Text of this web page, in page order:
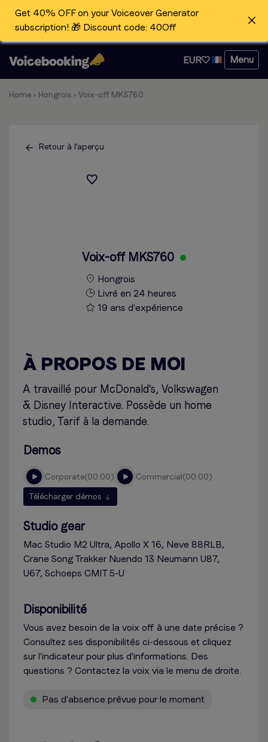
Get 40% OFF on your Voiceover Generator
subscription! 🎁 Discount code: 40Off
EUR Menu
Home › Hongrois › Voix-off MKS760
Retour à l'aperçu
Voix-off MKS760
Hongrois
Livré en 24 heures
19 ans d'expérience
À PROPOS DE MOI
A travaillé pour McDonald's, Volkswagen
& Disney Interactive. Possède un home
studio, Tarif à la demande.
Demos
corporate 00:00 commercial 00:00
Télécharger démos
Studio gear
Mac Studio M2 Ultra, Apollo X 16, Neve 88RLB,
Crane Song Trakker Nuendo 13 Neumann U87,
U67, Schoeps CMIT 5-U
Disponibilité
Vous avez besoin de la voix off à une date précise ?
Consultez ses disponibilités ci-dessous et cliquez
sur l'indicateur pour plus d'informations. Des
questions ? Contactez la voix via le menu de droite.
Pas d'absence prévue pour le moment